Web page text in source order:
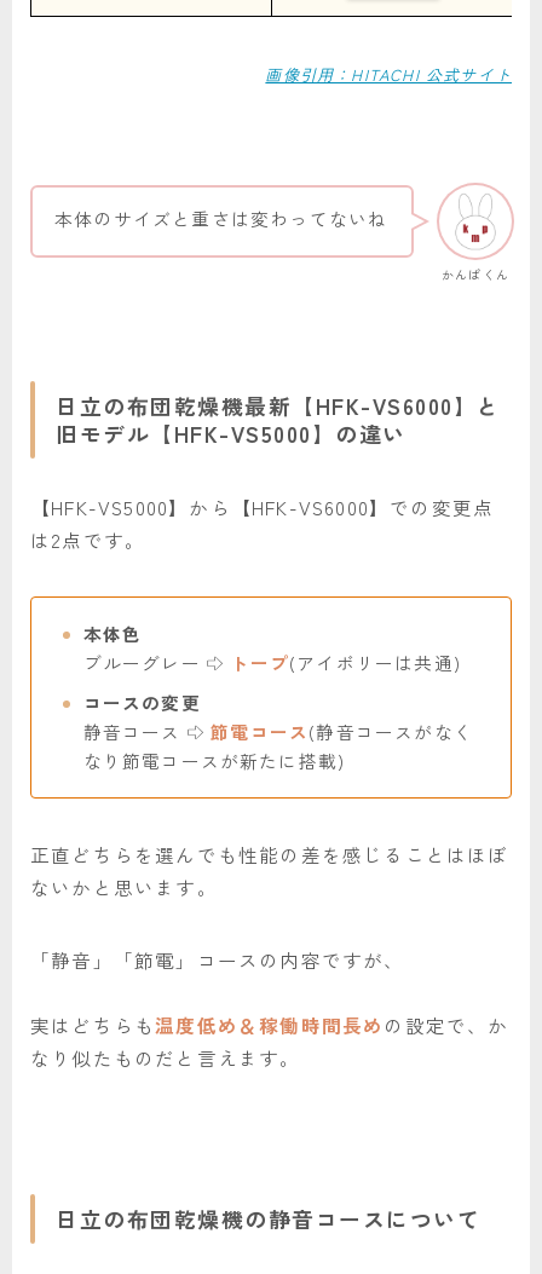
画像引用：HITACHI 公式サイト
かんぱくん
本体のサイズと重さは変わってないね
日立の布団乾燥機最新【HFK-VS6000】と
旧モデル【HFK-VS5000】の違い
【HFK-VS5000】から【HFK-VS6000】での変更点
は2点です。
本体色
ブルーグレー
トープ(アイボリーは共通)
コースの変更
静音コース
節電コース(静音コースがなく
なり節電コースが新たに搭載)
正直どちらを選んでも性能の差を感じることはほぼ
ないかと思います。
「静音」「節電」コースの内容ですが、
実はどちらも 温度低め＆稼働時間長め の設定で、か
なり似たものだと言えます。
日立の布団乾燥機の静音コースについて